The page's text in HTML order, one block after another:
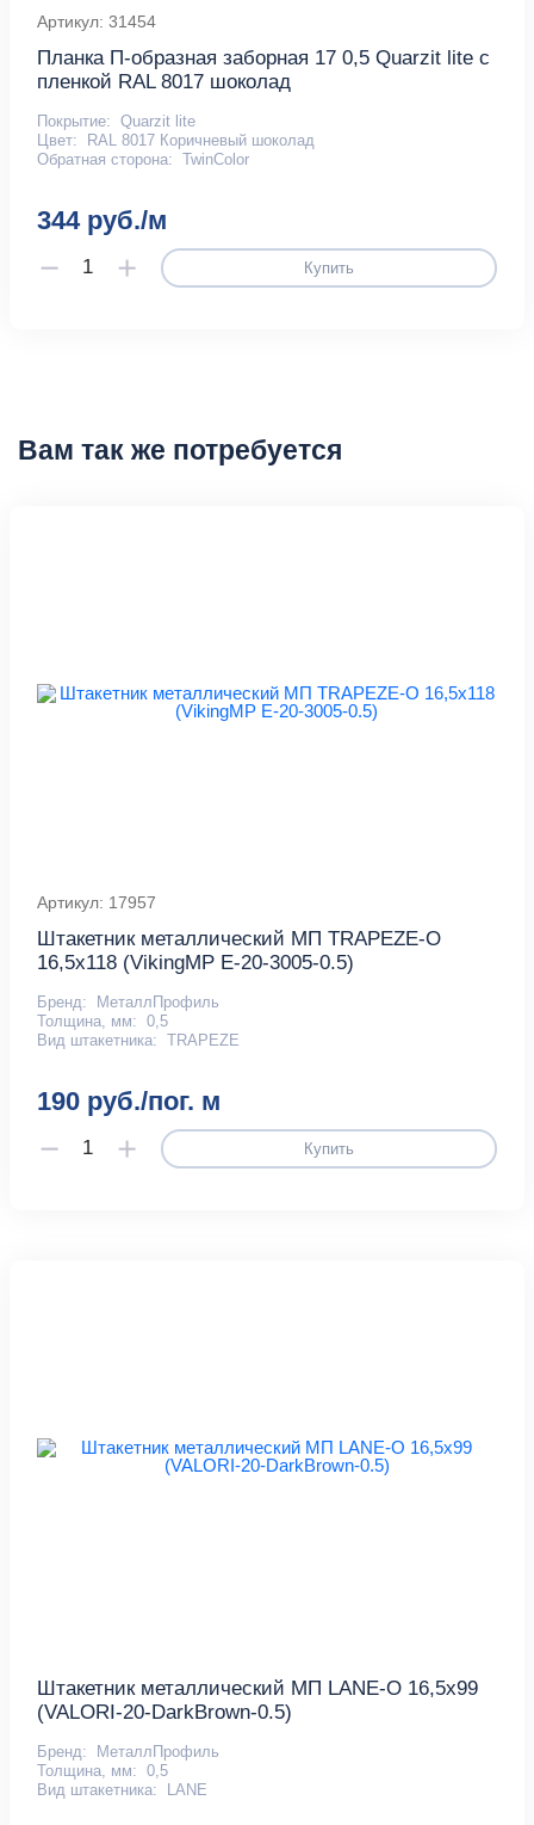
Артикул: 31454
Планка П-образная заборная 17 0,5 Quarzit lite с
пленкой RAL 8017 шоколад
Покрытие: Quarzit lite
Цвет:
RAL 8017 Коричневый шоколад
Обратная сторона: TwinColor
344 руб./м
Купить
Вам так же потребуется
Артикул: 17957
Штакетник металлический МП TRAPEZE-O
16,5х118 (VikingMP E-20-3005-0.5)
Бренд:
МеталлПрофиль
Толщина, мм: 0,5
Вид штакетника: TRAPEZE
190 руб./пог. м
Купить
Штакетник металлический МП LАNE-O 16,5х99
(VALORI-20-DarkBrown-0.5)
Бренд:
МеталлПрофиль
Толщина, мм: 0,5
Вид штакетника:
LАNE